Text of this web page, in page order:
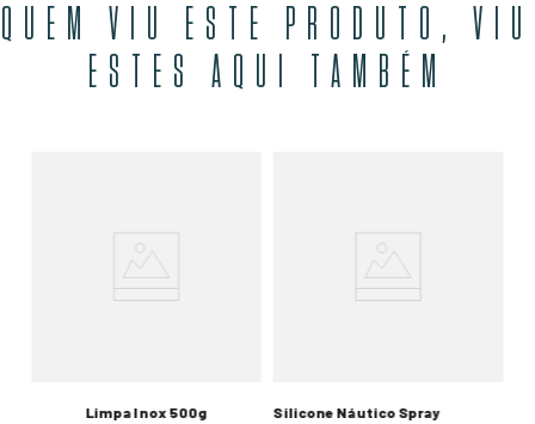
QUEM VIU ESTE PRODUTO, VIU
ESTES AQUI TAMBÉM
Limpa Inox 500g
Silicone Náutico Spray